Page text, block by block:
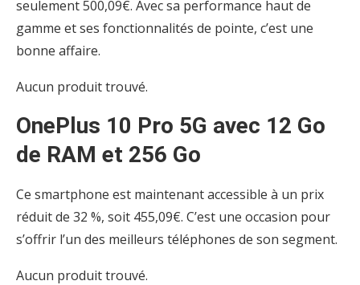
seulement 500,09€. Avec sa performance haut de
gamme et ses fonctionnalités de pointe, c’est une
bonne affaire.
Aucun produit trouvé.
OnePlus 10 Pro 5G avec 12 Go
de RAM et 256 Go
Ce smartphone est maintenant accessible à un prix
réduit de 32 %, soit 455,09€. C’est une occasion pour
s’offrir l’un des meilleurs téléphones de son segment.
Aucun produit trouvé.